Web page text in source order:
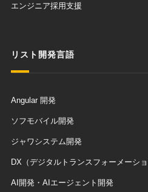
エンジニア採用支援
リスト開発言語
Angular 開発
ソフモバイル開発
ジャワシステム開発
DX（デジタルトランスフォーメーショ
AI開発・AIエージェント開発